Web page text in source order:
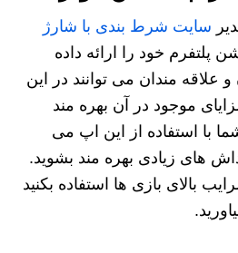
سایت شرط بندی با شارژ
پلتفرم خود را ارائه داده
علاقه مندان می توانند در این
موجود در آن بهره مند
با استفاده از این اپ می
های زیادی بهره مند بشوید.
بالای بازی ها استفاده بکنید